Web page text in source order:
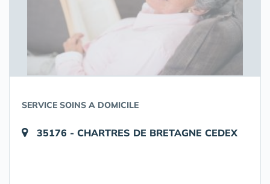
SERVICE SOINS A DOMICILE
35176 - CHARTRES DE BRETAGNE CEDEX